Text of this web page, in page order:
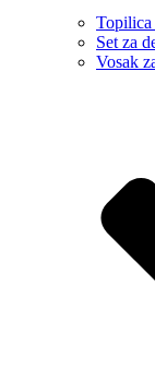
Topilica
Set za
Vosak